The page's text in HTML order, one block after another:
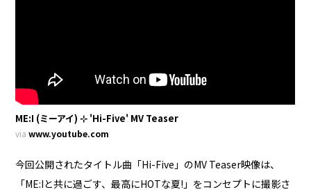
ME:I (ミーアイ) ⊹ 'Hi-Five' MV Teaser
viawww.youtube.com
今回公開されたタイトル曲「Hi-Five」のMV Teaser映像は、
「ME:Iと共に過ごす、最高にHOTな夏!」をコンセプトに撮影さ